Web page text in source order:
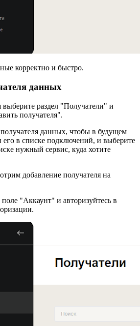
корректно и быстро.
данных
раздел "Получатели" и
получателя".
данных, чтобы в будущем
в списке подключений, и выберите
нужный сервис, куда хотите
добавление получателя на
"Аккаунт" и авторизуйтесь в